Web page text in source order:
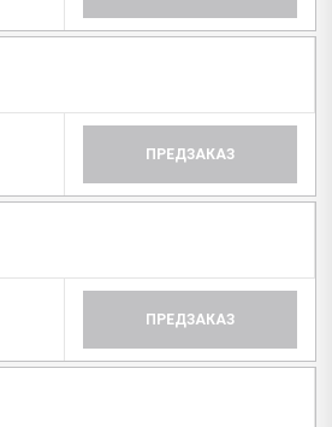
ПРЕДЗАКАЗ
ПРЕДЗАКАЗ